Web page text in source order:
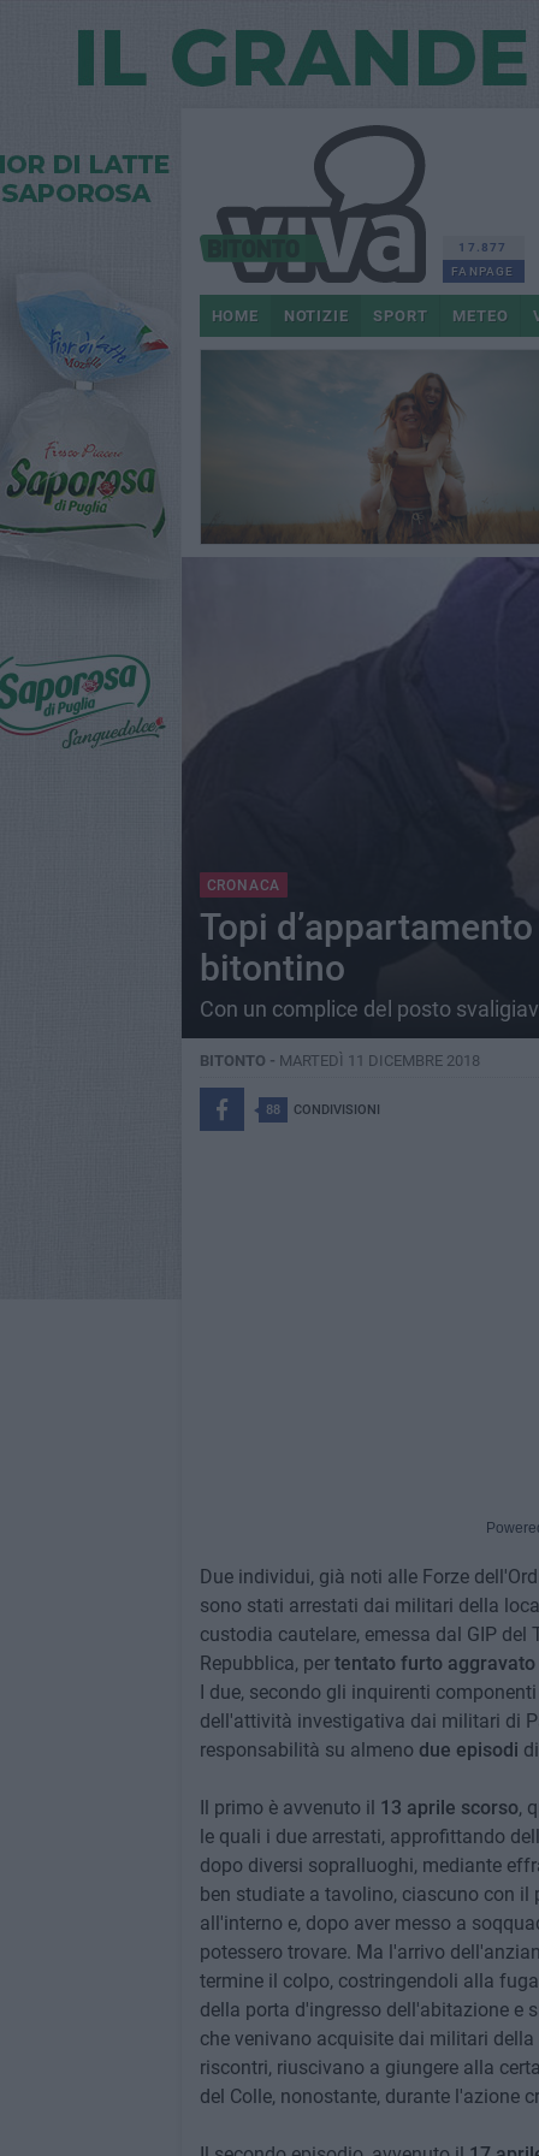
17.877
FANPAGE
HOME NOTIZIE SPORT METEO
CRONACA
Topi
bitontino
Con un complice del posto
BITONTO - MARTEDÌ 11 DICEMBRE 2018
88 CONDIVISIONI
Due individui, già noti alle Forze
sono stati arrestati dai militari della
custodia cautelare, emessa dal GIP
Repubblica, per tentato furto
I due, secondo gli inquirenti
dell'attività investigativa dai militari di
responsabilità su almeno due episodi
Il primo è avvenuto il 13 aprile scorso,
le quali i due arrestati, approfittando
dopo diversi sopralluoghi, mediante
ben studiate a tavolino, ciascuno con
all'interno e, dopo aver messo a
potessero trovare. Ma l'arrivo
termine il colpo, costringendoli alla
della porta d'ingresso dell'abitazione e
che venivano acquisite dai militari
riscontri, riuscivano a giungere alla
del Colle, nonostante, durante l'azione